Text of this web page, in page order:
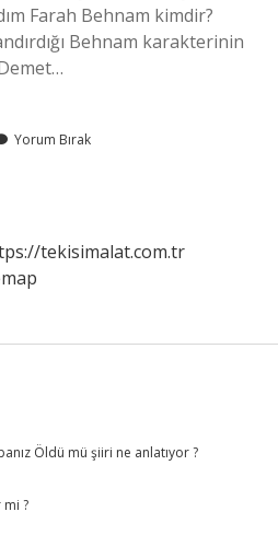
Farah Behnam kimdir?
Behnam karakterinin
Yorum Bırak
tekisimalat.com.tr
Öldü mü şiiri ne anlatıyor ?
mi ?